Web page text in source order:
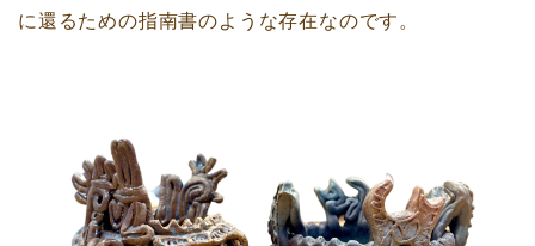
に還るための指南書のような存在なのです。